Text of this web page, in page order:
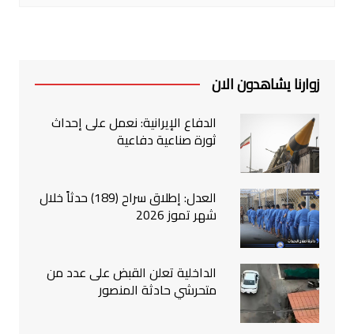
زوارنا يشاهدون الان
الدفاع الإيرانية: نعمل على إحداث
ثورة صناعية دفاعية
العدل: إطلاق سراح (189) حدثاً خلال
شهر تموز 2026
الداخلية تعلن القبض على عدد من
متحرشي حادثة المنصور